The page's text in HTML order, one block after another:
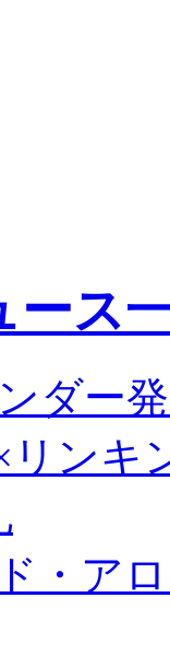
ース
ダー
リンキ
・ア